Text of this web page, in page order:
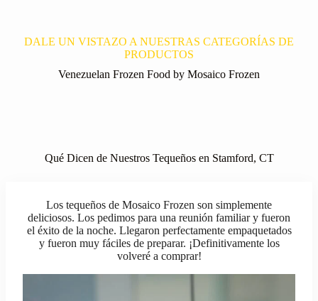
DALE UN VISTAZO A NUESTRAS CATEGORÍAS DE
PRODUCTOS
Venezuelan Frozen Food by Mosaico Frozen
Qué Dicen de Nuestros Tequeños en Stamford, CT
Los tequeños de Mosaico Frozen son simplemente
deliciosos. Los pedimos para una reunión familiar y fueron
el éxito de la noche. Llegaron perfectamente empaquetados
y fueron muy fáciles de preparar. ¡Definitivamente los
volveré a comprar!